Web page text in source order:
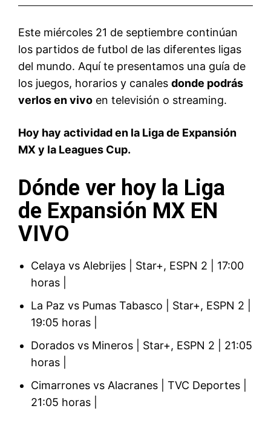
Este miércoles 21 de septiembre continúan
los partidos de futbol de las diferentes ligas
del mundo. Aquí te presentamos una guía de
los juegos, horarios y canales donde podrás
verlos en vivo en televisión o streaming.
Hoy hay actividad en la Liga de Expansión
MX y la Leagues Cup.
Dónde ver hoy la Liga
de Expansión MX EN
VIVO
Celaya vs Alebrijes | Star+, ESPN 2 | 17:00
horas |
La Paz vs Pumas Tabasco | Star+, ESPN 2 |
19:05 horas |
Dorados vs Mineros | Star+, ESPN 2 | 21:05
horas |
Cimarrones vs Alacranes | TVC Deportes |
21:05 horas |